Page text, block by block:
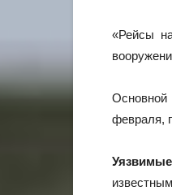
«Рейсы
февраля,